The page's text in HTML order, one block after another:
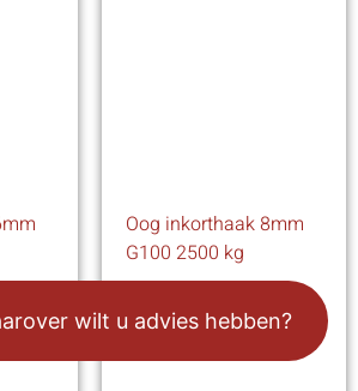
wilt u advies hebben?
Oog inkorthaak 8mm
G100 2500 kg